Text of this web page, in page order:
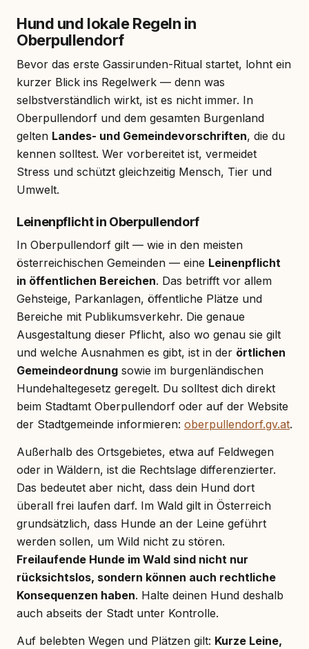
Hund und lokale Regeln in
Oberpullendorf
Bevor das erste Gassirunden-Ritual startet, lohnt ein
kurzer Blick ins Regelwerk — denn was
selbstverständlich wirkt, ist es nicht immer. In
Oberpullendorf und dem gesamten Burgenland
gelten Landes- und Gemeindevorschriften, die du
kennen solltest. Wer vorbereitet ist, vermeidet
Stress und schützt gleichzeitig Mensch, Tier und
Umwelt.
Leinenpflicht in Oberpullendorf
In Oberpullendorf gilt — wie in den meisten
österreichischen Gemeinden — eine Leinenpflicht
in öffentlichen Bereichen. Das betrifft vor allem
Gehsteige, Parkanlagen, öffentliche Plätze und
Bereiche mit Publikumsverkehr. Die genaue
Ausgestaltung dieser Pflicht, also wo genau sie gilt
und welche Ausnahmen es gibt, ist in der örtlichen
Gemeindeordnung sowie im burgenländischen
Hundehaltegesetz geregelt. Du solltest dich direkt
beim Stadtamt Oberpullendorf oder auf der Website
der Stadtgemeinde informieren: oberpullendorf.gv.at.
Außerhalb des Ortsgebietes, etwa auf Feldwegen
oder in Wäldern, ist die Rechtslage differenzierter.
Das bedeutet aber nicht, dass dein Hund dort
überall frei laufen darf. Im Wald gilt in Österreich
grundsätzlich, dass Hunde an der Leine geführt
werden sollen, um Wild nicht zu stören.
Freilaufende Hunde im Wald sind nicht nur
rücksichtslos, sondern können auch rechtliche
Konsequenzen haben. Halte deinen Hund deshalb
auch abseits der Stadt unter Kontrolle.
Auf belebten Wegen und Plätzen gilt: Kurze Leine,